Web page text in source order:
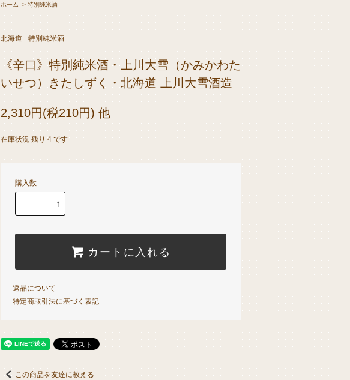
ホーム
> 特別純米酒
北海道 特別純米酒
《辛口》特別純米酒・上川大雪（かみかわた
いせつ）きたしずく・北海道 上川大雪酒造
2,310円(税210円) 他
在庫状況 残り 4 です
購入数
カートに入れる
返品について
特定商取引法に基づく表記
この商品を友達に教える